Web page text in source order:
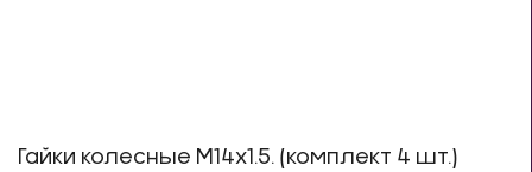
Гайки колесные М14х1.5. (комплект 4 шт.)